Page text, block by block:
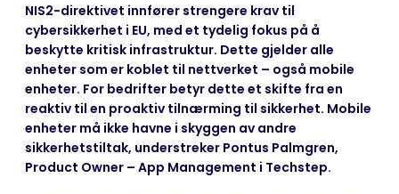
NIS2-direktivet innfører strengere krav til
cybersikkerhet i EU, med et tydelig fokus på å
beskytte kritisk infrastruktur. Dette gjelder alle
enheter som er koblet til nettverket – også mobile
enheter. For bedrifter betyr dette et skifte fra en
reaktiv til en proaktiv tilnærming til sikkerhet. Mobile
enheter må ikke havne i skyggen av andre
sikkerhetstiltak, understreker Pontus Palmgren,
Product Owner – App Management i Techstep.